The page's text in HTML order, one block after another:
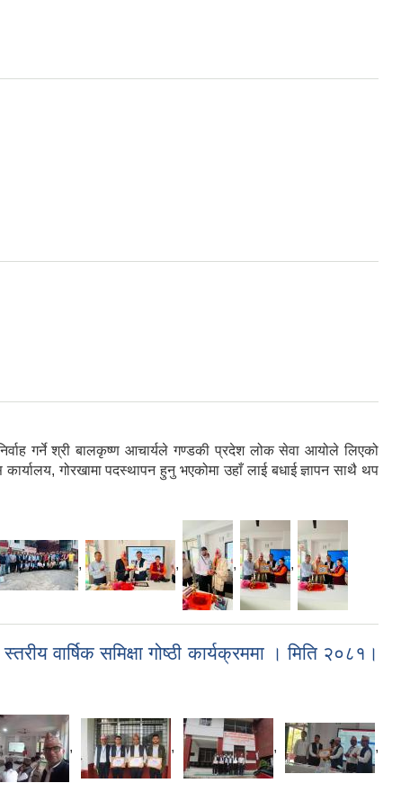
गर्ने श्री बालकृष्ण आचार्यले गण्डकी प्रदेश लोक सेवा आयोले लिएको
गोरखामा पदस्थापन हुनु भएकोमा उहाँ लाई बधाई ज्ञापन साथै थप
, , , ,
वार्षिक समिक्षा गोष्ठी कार्यक्रममा । मिति २०८१।
, , , ,